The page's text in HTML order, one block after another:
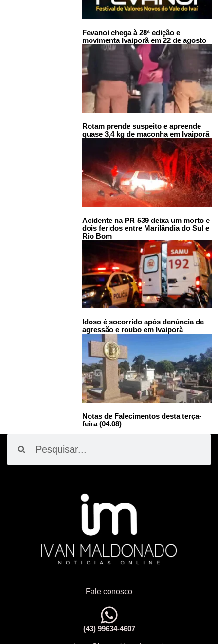
Fevanoi chega à 28ª edição e
movimenta Ivaiporã em 22 de agosto
Rotam prende suspeito e apreende
quase 3,4 kg de maconha em Ivaiporã
Acidente na PR-539 deixa um morto e
dois feridos entre Marilândia do Sul e
Rio Bom
Idoso é socorrido após denúncia de
agressão e roubo em Ivaiporã
Notas de Falecimentos desta terça-
feira (04.08)
Fale conosco
(43) 99634-4607